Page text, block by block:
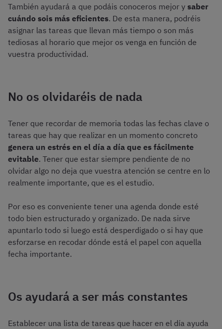
También ayudará a que podáis conoceros mejor y saber
cuándo sois más eficientes. De esta manera, podréis
asignar las tareas que llevan más tiempo o son más
tediosas al horario que mejor os venga en función de
vuestra productividad.
No os olvidaréis de nada
Tener que recordar de memoria todas las fechas clave o
tareas que hay que realizar en un momento concreto
genera un estrés en el día a día que es fácilmente
evitable. Tener que estar siempre pendiente de no
olvidar algo no deja que vuestra atención se centre en lo
realmente importante, que es el estudio.
Por eso es conveniente tener una agenda donde esté
todo bien estructurado y organizado. De nada sirve
apuntarlo todo si luego está desperdigado o si hay que
esforzarse en recodar dónde está el papel con aquella
fecha importante.
Os ayudará a ser más constantes
Establecer una lista de tareas que hacer en el día ayuda